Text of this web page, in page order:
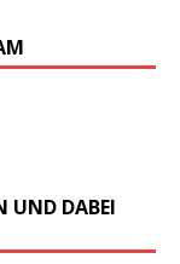
UND DABEI